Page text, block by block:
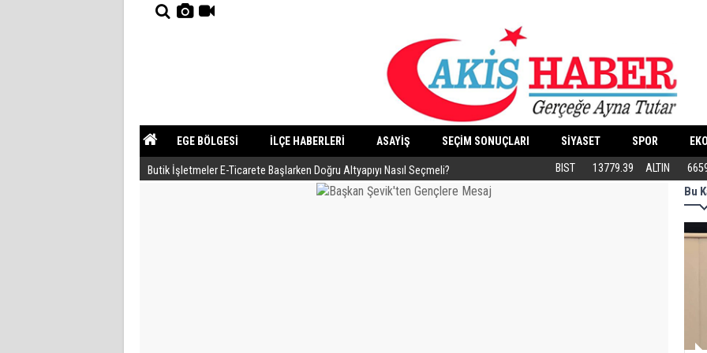
EGE BÖLGESİ İLÇE HABERLERİ ASAYİŞ SEÇİM SONUÇLARI SİYASET SPOR
YAZARLAR GÜNDEM
Butik İşletmeler E-Ticarete Başlarken Doğru Altyapıyı Nasıl Seçmeli? Eski Dolgular Ultrasonla Tespit Edilip
BIST 13779.39 ALTIN
Bu